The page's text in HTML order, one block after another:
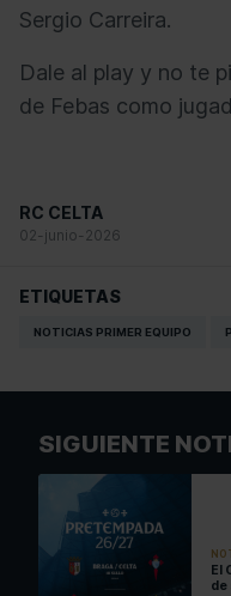
Sergio Carreira.
Dale al play y no te
de Febas como
RC CELTA
02-junio-2026
ETIQUETAS
NOTICIAS PRIMER EQUIPO
SIGUIENTE
El
de